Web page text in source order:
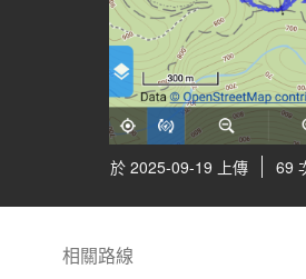
於 2025-09-19 上傳 69
相關路線